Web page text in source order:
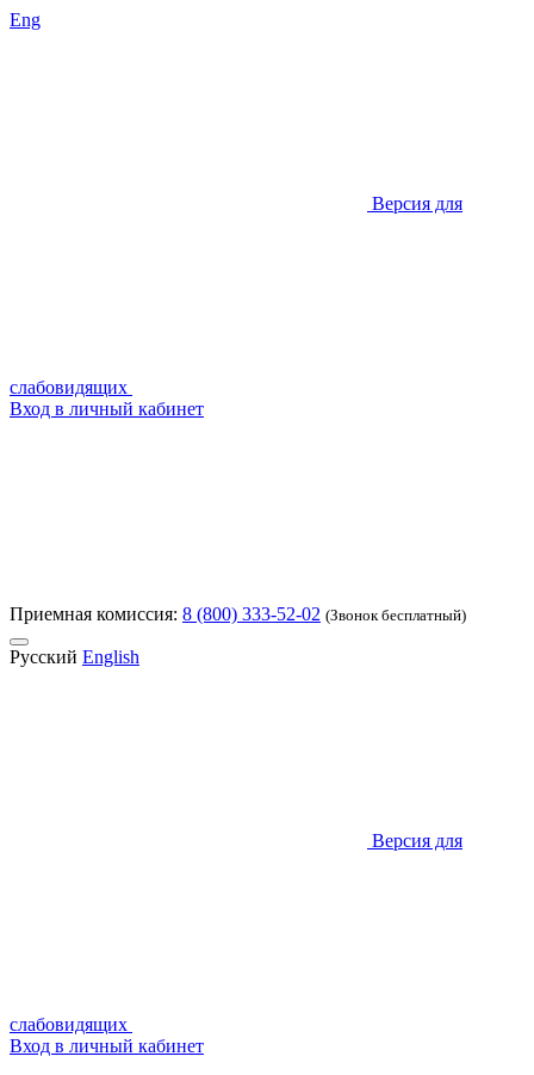
Eng
Версия для
слабовидящих
Вход в личный кабинет
Приемная комиссия: 8 (800) 333-52-02 (Звонок бесплатный)
Русский English
Версия для
слабовидящих
Вход в личный кабинет